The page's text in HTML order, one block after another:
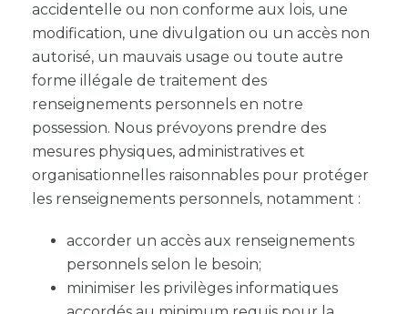
accidentelle ou non conforme aux lois, une
modification, une divulgation ou un accès non
autorisé, un mauvais usage ou toute autre
forme illégale de traitement des
renseignements personnels en notre
possession. Nous prévoyons prendre des
mesures physiques, administratives et
organisationnelles raisonnables pour protéger
les renseignements personnels, notamment :
accorder un accès aux renseignements
personnels selon le besoin;
minimiser les privilèges informatiques